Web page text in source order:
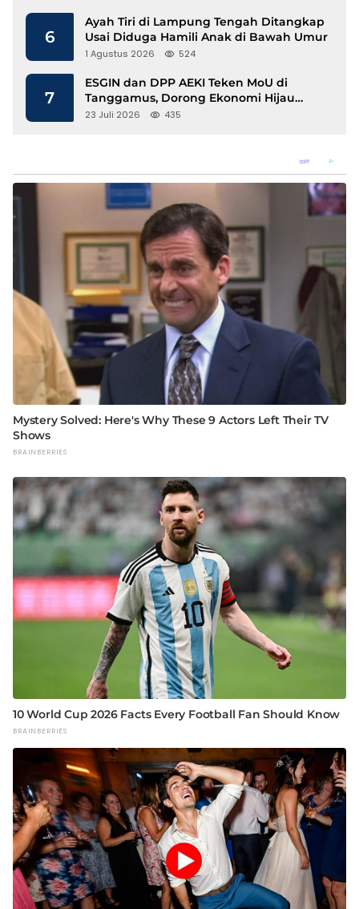
6
Ayah Tiri di Lampung Tengah Ditangkap
Usai Diduga Hamili Anak di Bawah Umur
1 Agustus 2026 524
7
ESGIN dan DPP AEKI Teken MoU di
Tanggamus, Dorong Ekonomi Hijau
Berbasis Kopi dan Perdagangan Karbon
23 Juli 2026 435